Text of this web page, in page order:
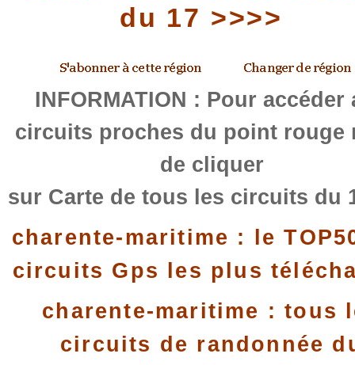
du 17 >>>>
INFORMATION : Pour accéder
circuits proches du point rouge
de cliquer
sur Carte de tous les circuits du
charente-maritime : le
circuits Gps les plus
charente-maritime : tous
circuits de randonnée